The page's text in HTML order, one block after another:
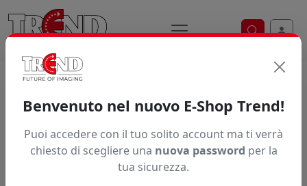
Ricerca
Articolo non trovato.
Benvenuto nel nuovo E-Shop Trend!
Puoi accedere con il tuo solito account ma ti verrà
chiesto di scegliere una nuova password per la
tua sicurezza.